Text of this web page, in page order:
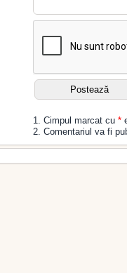
1. Cimpul marcat cu *
2. Comentariul va fi